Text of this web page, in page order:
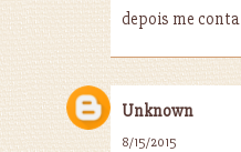
depois me conta
Unknown
8/15/2015